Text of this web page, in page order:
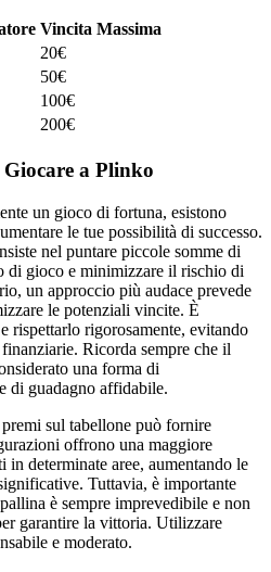
Vincita Massima
20€
50€
100€
200€
a Plinko
un gioco di fortuna, esistono
le tue possibilità di successo.
nel puntare piccole somme di
di gioco e minimizzare il rischio di
un approccio più audace prevede
le potenziali vincite. È
rispettarlo rigorosamente, evitando
Ricorda sempre che il
una forma di
di guadagno affidabile.
sul tabellone può fornire
offrono una maggiore
in determinate aree, aumentando le
Tuttavia, è importante
è sempre imprevedibile e non
garantire la vittoria. Utilizzare
e moderato.